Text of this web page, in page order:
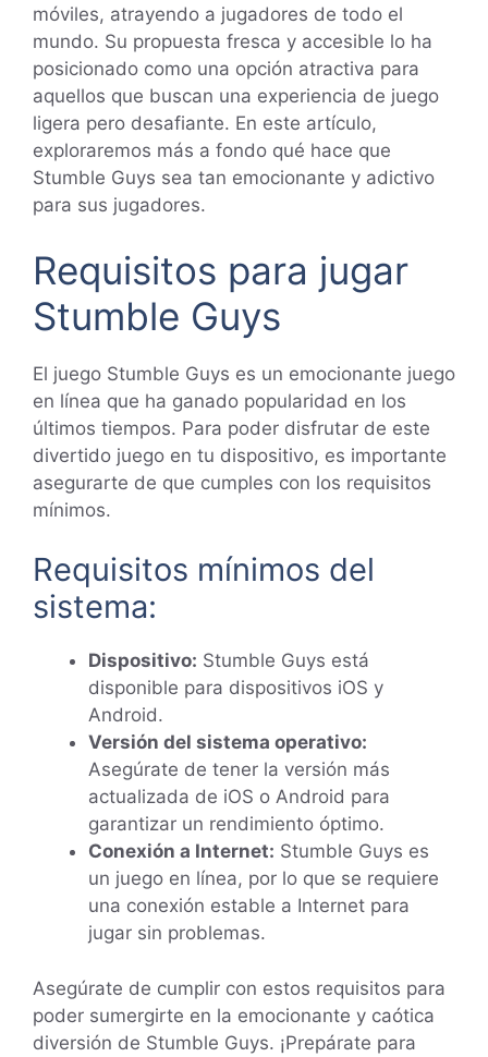
móviles, atrayendo a jugadores de todo el
mundo. Su propuesta fresca y accesible lo ha
posicionado como una opción atractiva para
aquellos que buscan una experiencia de juego
ligera pero desafiante. En este artículo,
exploraremos más a fondo qué hace que
Stumble Guys sea tan emocionante y adictivo
para sus jugadores.
Requisitos para jugar
Stumble Guys
El juego Stumble Guys es un emocionante juego
en línea que ha ganado popularidad en los
últimos tiempos. Para poder disfrutar de este
divertido juego en tu dispositivo, es importante
asegurarte de que cumples con los requisitos
mínimos.
Requisitos mínimos del
sistema:
Dispositivo: Stumble Guys está
disponible para dispositivos iOS y
Android.
Versión del sistema operativo:
Asegúrate de tener la versión más
actualizada de iOS o Android para
garantizar un rendimiento óptimo.
Conexión a Internet: Stumble Guys es
un juego en línea, por lo que se requiere
una conexión estable a Internet para
jugar sin problemas.
Asegúrate de cumplir con estos requisitos para
poder sumergirte en la emocionante y caótica
diversión de Stumble Guys. ¡Prepárate para